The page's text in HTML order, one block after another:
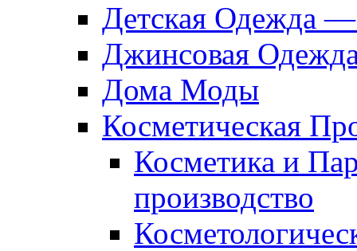
Детская Одежда
Джинсовая
Дома Моды
Косметическая
Косметика и
производство